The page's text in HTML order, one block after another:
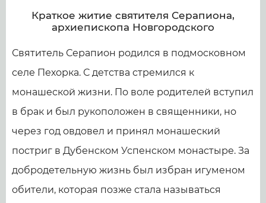
Краткое житие святителя Серапиона,
архиепископа Новгородского
Святитель Серапион родился в подмосковном
селе Пехорка. С детства стремился к
монашеской жизни. По воле родителей вступил
в брак и был рукоположен в священники, но
через год овдовел и принял монашеский
постриг в Дубенском Успенском монастыре. За
добродетельную жизнь был избран игуменом
обители, которая позже стала называться